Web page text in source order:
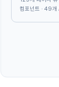
컴포넌트 · 49개